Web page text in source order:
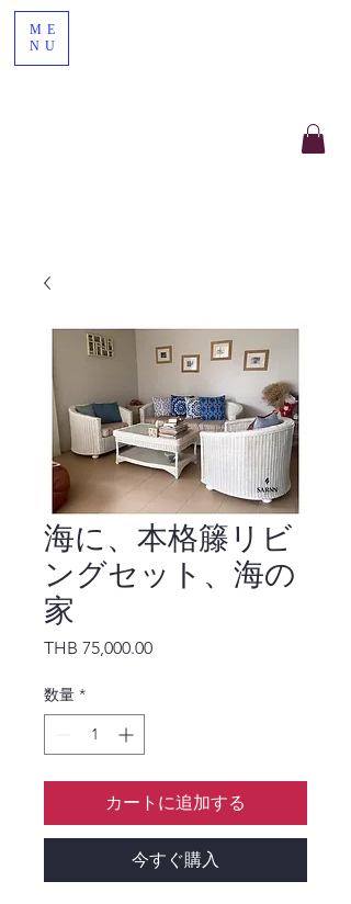
ME
NU
海に、本格籐リビ
ングセット、海の
家
THB 75,000.00価格
数量 *
カートに追加する
今すぐ購入